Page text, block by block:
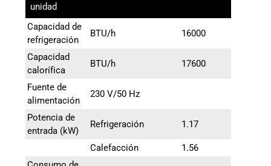
unidad
Capacidad de
refrigeración
BTU/h 16000
Capacidad
calorífica
BTU/h 17600
Fuente de
alimentación
230 V/50 Hz
Potencia de
entrada (kW)
Refrigeración 1.17
Calefacción
1.56